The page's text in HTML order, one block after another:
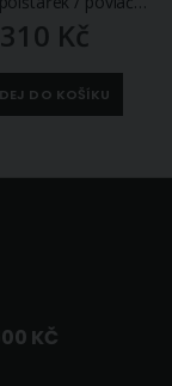
310 Kč
DO KOŠÍKU
KČ